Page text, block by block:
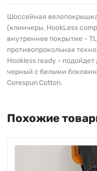
Шоссейная велопокрышка
(клинчеры, HookLess
внутреннее покрытие -
противопрокольная
Hookless ready -
черный с белыми
Corespun Cotton.
Похожие